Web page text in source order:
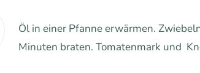
Öl in einer Pfanne erwärmen.
Minuten braten. Tomatenmark und